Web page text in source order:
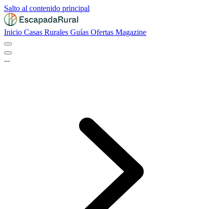
Salto al contenido principal
Inicio Casas Rurales Guías Ofertas Magazine
...